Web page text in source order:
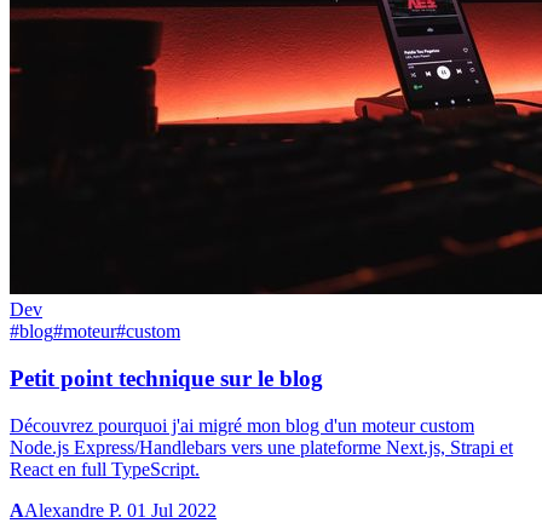
Dev
#blog#moteur#custom
Petit point technique sur le blog
Découvrez pourquoi j'ai migré mon blog d'un moteur custom
Node.js Express/Handlebars vers une plateforme Next.js, Strapi et
React en full TypeScript.
AAlexandre P. 01 Jul 2022